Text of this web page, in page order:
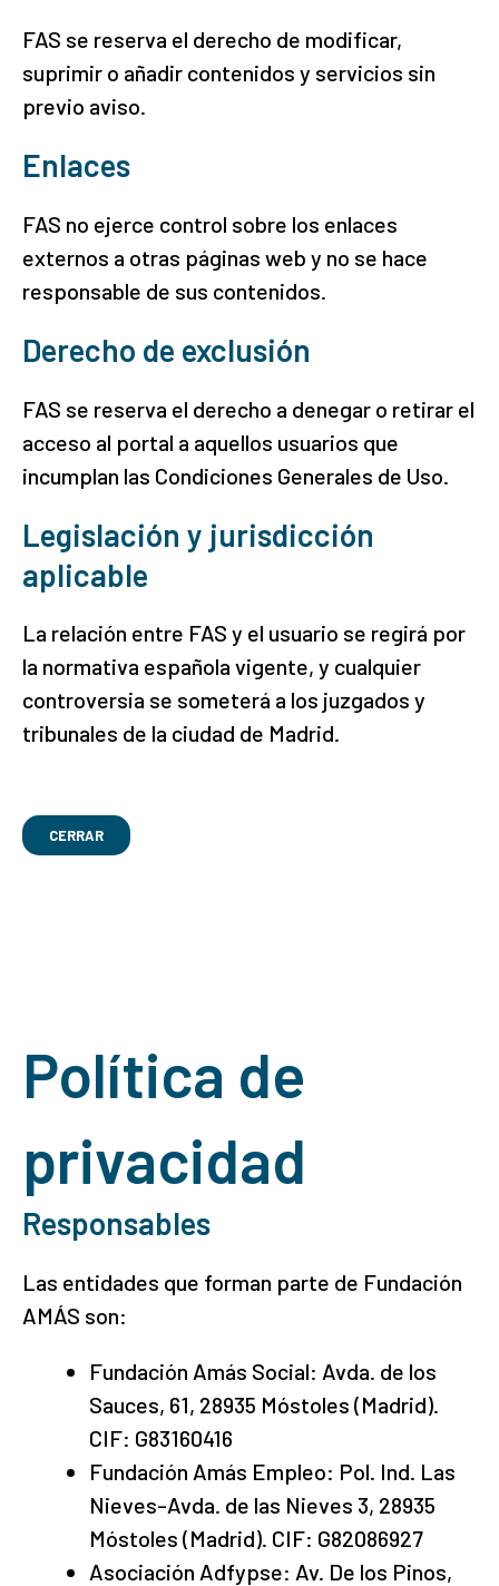
FAS se reserva el derecho de modificar,
suprimir o añadir contenidos y servicios sin
previo aviso.
Enlaces
FAS no ejerce control sobre los enlaces
externos a otras páginas web y no se hace
responsable de sus contenidos.
Derecho de exclusión
FAS se reserva el derecho a denegar o retirar el
acceso al portal a aquellos usuarios que
incumplan las Condiciones Generales de Uso.
Legislación y jurisdicción
aplicable
La relación entre FAS y el usuario se regirá por
la normativa española vigente, y cualquier
controversia se someterá a los juzgados y
tribunales de la ciudad de Madrid.
CERRAR
Política de
privacidad
Responsables
Las entidades que forman parte de Fundación
AMÁS son:
Fundación Amás Social: Avda. de los
Sauces, 61, 28935 Móstoles (Madrid).
CIF: G83160416
Fundación Amás Empleo: Pol. Ind. Las
Nieves-Avda. de las Nieves 3, 28935
Móstoles (Madrid). CIF: G82086927
Asociación Adfypse: Av. De los Pinos,